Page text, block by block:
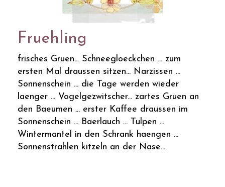
Fruehling
frisches Gruen... Schneegloeckchen ... zum
ersten Mal draussen sitzen... Narzissen ...
Sonnenschein ... die Tage werden wieder
laenger ... Vogelgezwitscher... zartes Gruen an
den Baeumen ... erster Kaffee draussen im
Sonnenschein ... Baerlauch ... Tulpen ...
Wintermantel in den Schrank haengen ...
Sonnenstrahlen kitzeln an der Nase...